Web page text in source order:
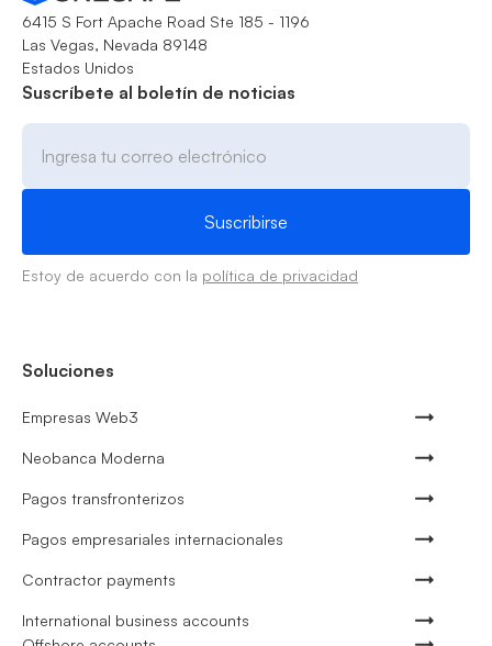
6415 S Fort Apache Road Ste 185 - 1196
Las Vegas, Nevada 89148
Estados Unidos
Suscríbete al boletín de noticias
Estoy de acuerdo con la política de privacidad
Soluciones
Empresas Web3
Neobanca Moderna
Pagos transfronterizos
Pagos empresariales internacionales
Contractor payments
International business accounts